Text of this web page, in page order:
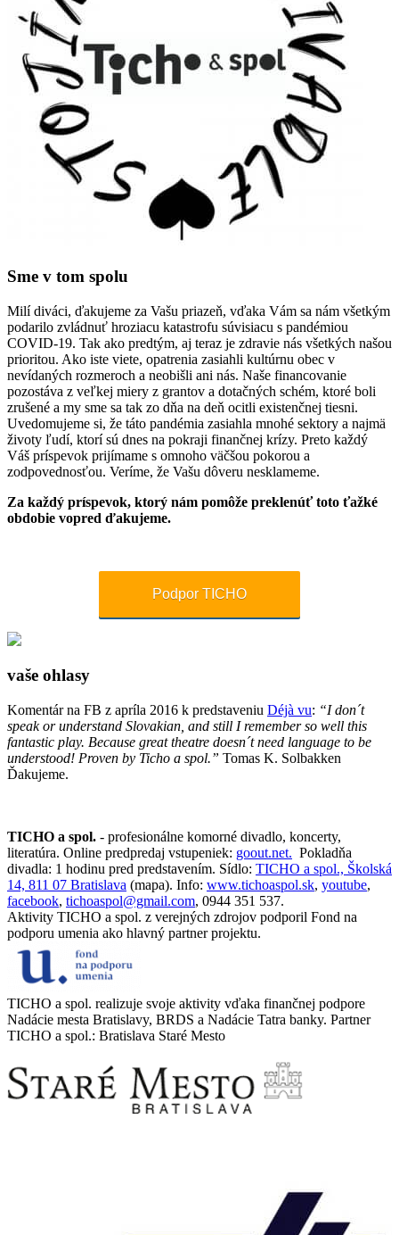
Sme v tom spolu
Milí diváci, ďakujeme za Vašu priazeň, vďaka Vám sa nám všetkým
podarilo zvládnuť hroziacu katastrofu súvisiacu s pandémiou
COVID-19. Tak ako predtým, aj teraz je zdravie nás všetkých našou
prioritou. Ako iste viete, opatrenia zasiahli kultúrnu obec v
nevídaných rozmeroch a neobišli ani nás. Naše financovanie
pozostáva z veľkej miery z grantov a dotačných schém, ktoré boli
zrušené a my sme sa tak zo dňa na deň ocitli existenčnej tiesni.
Uvedomujeme si, že táto pandémia zasiahla mnohé sektory a najmä
životy ľudí, ktorí sú dnes na pokraji finančnej krízy. Preto každý
Váš príspevok prijímame s omnoho väčšou pokorou a
zodpovednosťou. Veríme, že Vašu dôveru nesklameme.
Za každý príspevok, ktorý nám pomôže preklenúť toto ťažké
obdobie vopred ďakujeme.
Podpor TICHO
vaše ohlasy
Komentár na FB z apríla 2016 k predstaveniu Déjà vu: “I don´t
speak or understand Slovakian, and still I remember so well this
fantastic play. Because great theatre doesn´t need language to be
understood! Proven by Ticho a spol.” Tomas K. Solbakken
Ďakujeme.
TICHO a spol. - profesionálne komorné divadlo, koncerty,
literatúra. Online predpredaj vstupeniek: goout.net. Pokladňa
divadla: 1 hodinu pred predstavením. Sídlo: TICHO a spol., Školská
14, 811 07 Bratislava (mapa). Info: www.tichoaspol.sk, youtube,
facebook, tichoaspol@gmail.com, 0944 351 537.
Aktivity TICHO a spol. z verejných zdrojov podporil Fond na
podporu umenia ako hlavný partner projektu.
TICHO a spol. realizuje svoje aktivity vďaka finančnej podpore
Nadácie mesta Bratislavy, BRDS a Nadácie Tatra banky. Partner
TICHO a spol.: Bratislava Staré Mesto